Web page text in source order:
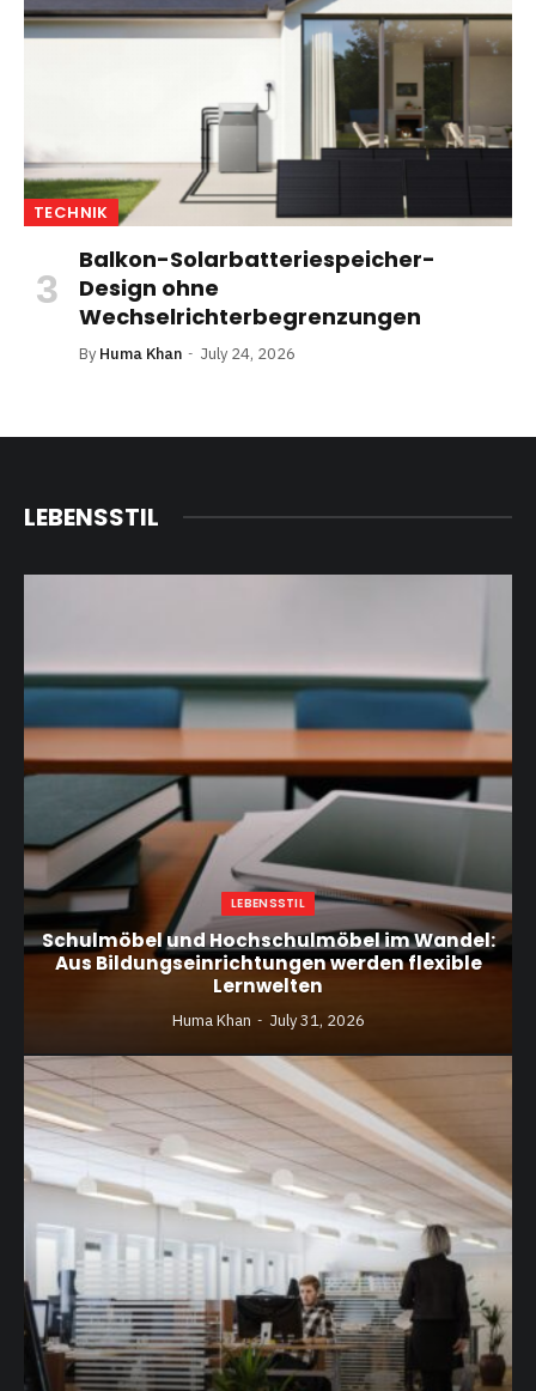
TECHNIK
Balkon-Solarbatteriespeicher-
Design ohne
Wechselrichterbegrenzungen
By Huma Khan July 24, 2026
LEBENSSTIL
LEBENSSTIL
Schulmöbel und Hochschulmöbel im Wandel:
Aus Bildungseinrichtungen werden flexible
Lernwelten
Huma Khan July 31, 2026